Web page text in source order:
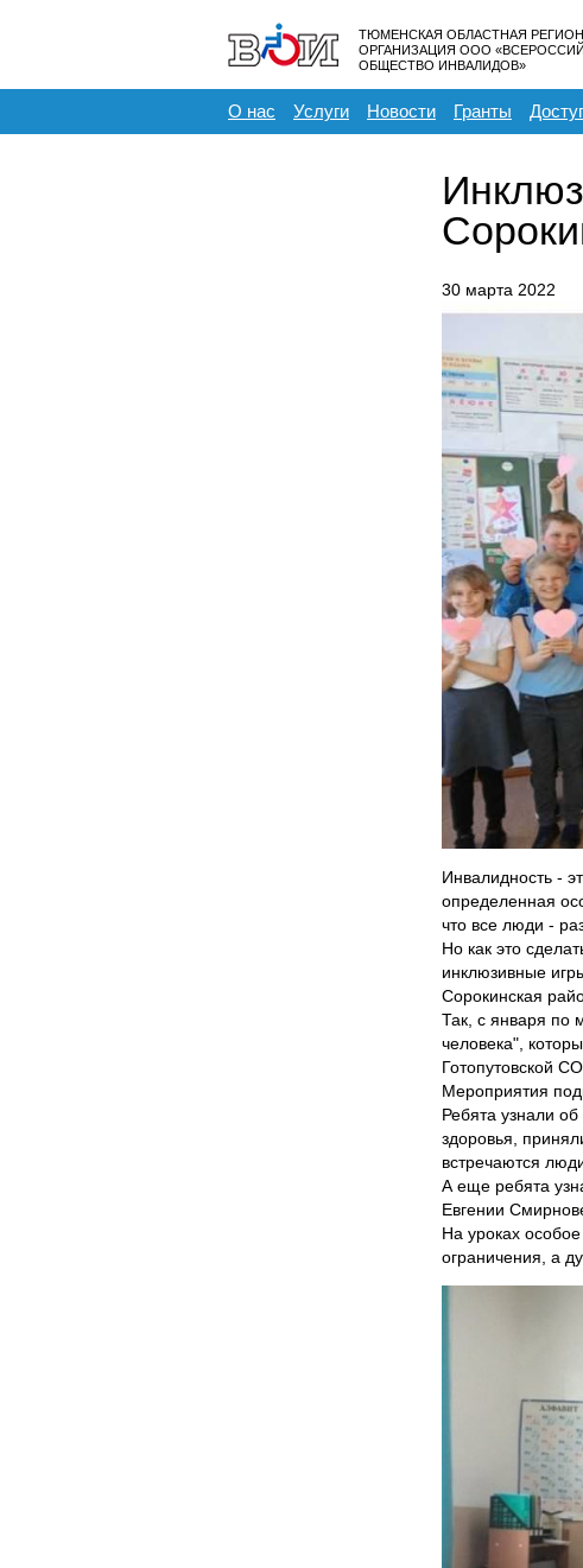
ТЮМЕНСКАЯ ОБЛАСТНАЯ
ОРГАНИЗАЦИЯ ООО
ОБЩЕСТВО ИНВАЛИДОВ»
О нас Услуги Новости Гранты
30 марта 2022
Инвалидность -
определенная
что все люди -
Но как это
инклюзивные
Сорокинская
Так, с января по
человека",
Готопутовской
Мероприятия
Ребята узнали
здоровья,
встречаются
А еще ребята
Евгении
На уроках
ограничения, а